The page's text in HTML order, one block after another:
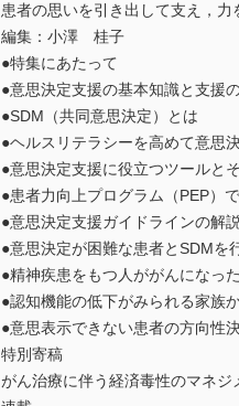
患者の思いを引き出して支え，力
編集：小澤 桂子
●特集にあたって
●意思決定支援の基本知識と支援
●SDM（共同意思決定）とは
●ヘルスリテラシーを高めて意思
●意思決定支援に役立つツールと
●患者力向上プログラム（PEP）
●意思決定支援ガイドラインの解
●意思決定が困難な患者とSDMを
●精神疾患をもつ人ががんになっ
●認知機能の低下がみられる家族
●意思表示できない患者の方向性
特別寄稿
がん治療に伴う経済毒性のマネジ